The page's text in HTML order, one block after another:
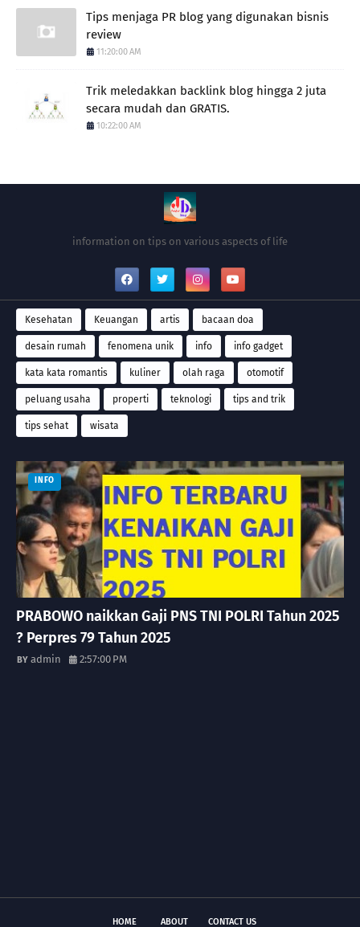
Tips menjaga PR blog yang digunakan bisnis
review
11:20:00 AM
Trik meledakkan backlink blog hingga 2 juta
secara mudah dan GRATIS.
10:22:00 AM
information on tips on various aspects of life
Kesehatan Keuangan artis bacaan doa
desain rumah fenomena unik info info gadget
kata kata romantis kuliner olah raga otomotif
peluang usaha properti teknologi tips and trik
tips sehat wisata
INFO
PRABOWO naikkan Gaji PNS TNI POLRI Tahun 2025
? Perpres 79 Tahun 2025
admin 2:57:00 PM
HOME ABOUT CONTACT US